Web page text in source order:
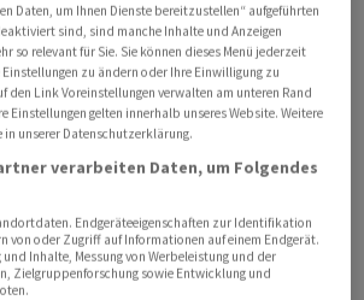
Bestellungen für die C919,
bislang nur von chinesischen
orderte die Fluggesellschaft Tibet
der Reihe sowie zehn Regionaljets
sechs dieser kleineren
entschied sich auch die Henan Civil
& Investment Group.
Comac auf den Massenmarkt der
der bisher von Airbus und Boeing
Daten, um Ihnen Dienste bereitzustellen“ aufgeführten
sind, sind manche Inhalte und Anzeigen
so relevant für Sie. Sie können dieses Menü jederzeit
zu ändern oder Ihre Einwilligung zu
den Link Voreinstellungen verwalten am unteren Rand
Einstellungen gelten innerhalb unseres Website. Weitere
unserer Datenschutzerklärung.
verarbeiten Daten, um Folgendes
Endgeräteeigenschaften zur Identifikation
von oder Zugriff auf Informationen auf einem Endgerät.
Inhalte, Messung von Werbeleistung und der
Zielgruppenforschung sowie Entwicklung und